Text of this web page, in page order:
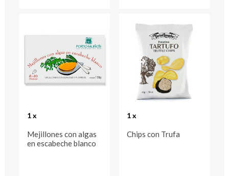
1 x
Mejillones con algas
en escabeche blanco
1 x
Chips con Trufa